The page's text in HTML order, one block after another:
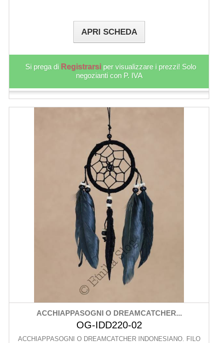
APRI SCHEDA
Si prega di Registrarsi per visualizzare i prezzi! Solo
negozianti con P. IVA
ACCHIAPPASOGNI O DREAMCATCHER...
OG-IDD220-02
ACCHIAPPASOGNI O DREAMCATCHER INDONESIANO. FILO